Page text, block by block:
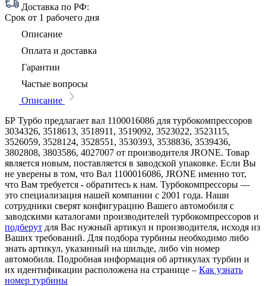
Доставка по РФ:
Срок от 1 рабочего дня
Описание
Оплата и доставка
Гарантии
Частые вопросы
Описание
БР Турбо предлагает вал 1100016086 для турбокомпрессоров
3034326, 3518613, 3518911, 3519092, 3523022, 3523115,
3526059, 3528124, 3528551, 3530393, 3538836, 3539436,
3802808, 3803586, 4027007 от производителя JRONE. Товар
является новым, поставляется в заводской упаковке. Если Вы
не уверены в том, что Вал 1100016086, JRONE именно тот,
что Вам требуется - обратитесь к нам. Турбокомпрессоры —
это специализация нашей компании с 2001 года. Наши
сотрудники сверят конфигурацию Вашего автомобиля с
заводскими каталогами производителей турбокомпрессоров и
подберут для Вас нужный артикул и производителя, исходя из
Ваших требований. Для подбора турбины необходимо либо
знать артикул, указанный на шильде, либо vin номер
автомобиля. Подробная информация об артикулах турбин и
их идентификации расположена на странице – Как узнать
номер турбины